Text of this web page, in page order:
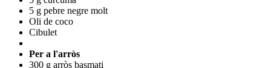
5 g pebre negre molt
Oli de coco
Cibulet
Per a l'arròs
300 g arròs basmati